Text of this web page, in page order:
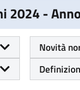
2024 -
Novità